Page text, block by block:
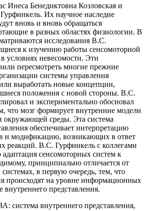
Инеса Бенедиктовна Козловская и
Их научное наследие
вновь и вновь обращаться
в разных областях физиологии. В
исследования В.С.
к изучению работы сенсомоторной
условиях невесомости. Эти
пересмотреть многие прежние
системы управления
выработать новые концепции,
положения с новой стороны. В.С.
и экспериментально обосновал
что мозг формирует внутренние модели
окружающей среды. Эта система
обеспечивает интерпретацию
и модификацию, возникающих в ответ
реакций. В.С. Гурфинкель с коллегами
адаптация сенсомоторных систем к
принципиально отличается от
в первую очередь, тем, что
происходят на уровне информационных
внутреннего представления.
система внутреннего представления,